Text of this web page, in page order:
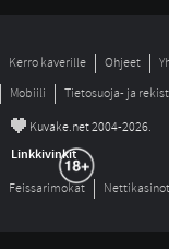
Kerro kaverille Ohjeet
Mobiili
Tietosuoja- ja
© Kuvake.net 2004-2026.
Linkkivinkit
Feissarimokat Nettikasinot